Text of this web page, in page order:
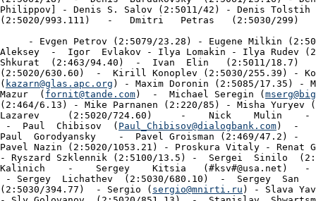
kazarn@glas.apc.org ) - Maxim Doronin (2:5085/17.35) -
Mazur  ( fornit@tande.com)  -  Michael Seregin (
(2:464/6.13) - Mike Parnanen (2:220/85) - Misha
Lazarev     (2:5020/724.60)     -    Nick    Mulin    -
-  Paul  Chibisov  ( Paul_Chibisov@dialogbank.com)  -
Paul  Gorodyansky    -  Pavel Groisman (2:469/47.2) -
Pavel Nazin (2:5020/1053.21) - Proskura Vitaly - Renat
- Ryszard Szklennik (2:5100/13.5) -  Sergei  Sinilo
Kalinich    -    Sergey    Kitsia   (#ksv#@usa.net)   -
- Sergey  Lichathev  (2:5030/680.10)  -  Sergey  San
(2:5030/394.77)  - Sergio ( sergio@mnirti.ru ) - Slava